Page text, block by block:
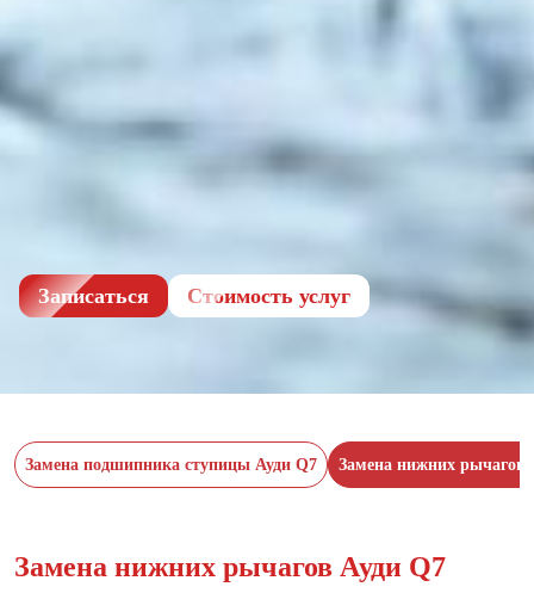
Записаться Cтоимость услуг
Замена подшипника ступицы Ауди Q7 Замена нижних рычагов
Замена нижних рычагов Ауди Q7